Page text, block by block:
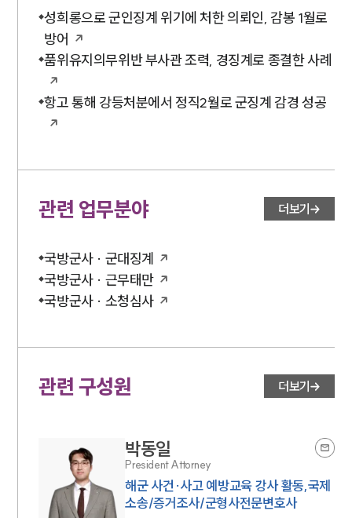
성희롱으로 군인징계 위기에 처한 의뢰인, 감봉 1월로
방어
품위유지의무위반 부사관 조력, 경징계로 종결한 사례
항고 통해 강등처분에서 정직2월로 군징계 감경 성공
관련 업무분야 더보기
국방군사 · 군대징계
국방군사 · 근무태만
국방군사 · 소청심사
관련 구성원 더보기
박동일
President Attorney
해군 사건·사고 예방교육 강사 활동,국제
소송/증거조사/군형사전문변호사